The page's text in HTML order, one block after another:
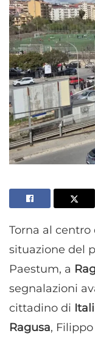
Torna al
situazione del
Paestum, a
segnalazioni
cittadino di
Ragusa,